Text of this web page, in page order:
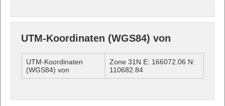
UTM-Koordinaten (WGS84) von
UTM-Koordinaten
(WGS84) von
Zone 31N E: 166072.06 N:
110682.84